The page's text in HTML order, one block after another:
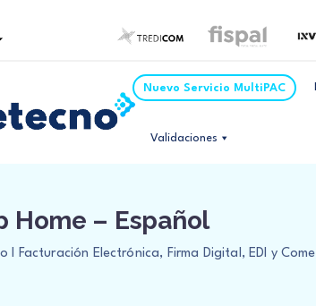
Nuevo Servicio MultiPAC
Validaciones
Home – Español
I Facturación Electrónica, Firma Digital, EDI y